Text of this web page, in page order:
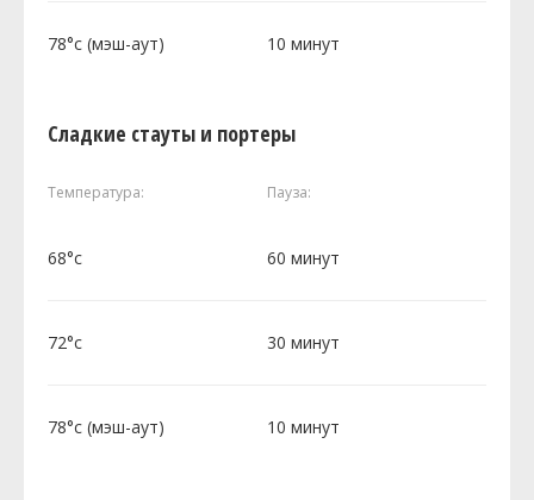
78°c (мэш-аут) 10 минут
Сладкие стауты и портеры
Температура: Пауза:
68°c 60 минут
72°c 30 минут
78°c (мэш-аут) 10 минут